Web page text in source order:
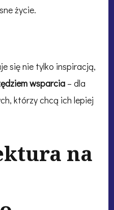
życie.
się nie tylko inspiracją,
wsparcia – dla
którzy chcą ich lepiej
na